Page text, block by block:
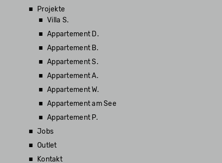
Appartement S.
Appartement A.
Appartement W.
Appartement am See
Appartement P.
Projekte
Villa S.
Appartement D.
Appartement B.
Appartement S.
Appartement A.
Appartement W.
Appartement am See
Appartement P.
Jobs
Outlet
Kontakt